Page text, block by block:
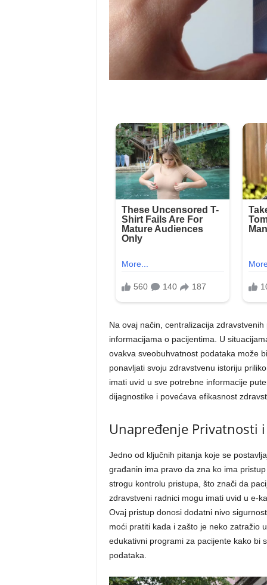
Na ovaj način, centralizacija
informacijama o pacijentima. U
ovakva sveobuhvatnost podataka može
ponavljati svoju zdravstvenu istoriju
imati uvid u sve potrebne informacije
dijagnostike i povećava efikasnost
Unapređenje Privatnosti
Jedno od ključnih pitanja koje se
građanin ima pravo da zna ko ima
strogu kontrolu pristupa, što znači da
zdravstveni radnici mogu imati uvid u e-
Ovaj pristup donosi dodatni nivo
moći pratiti kada i zašto je neko zatražio
edukativni programi za pacijente kako bi
podataka.